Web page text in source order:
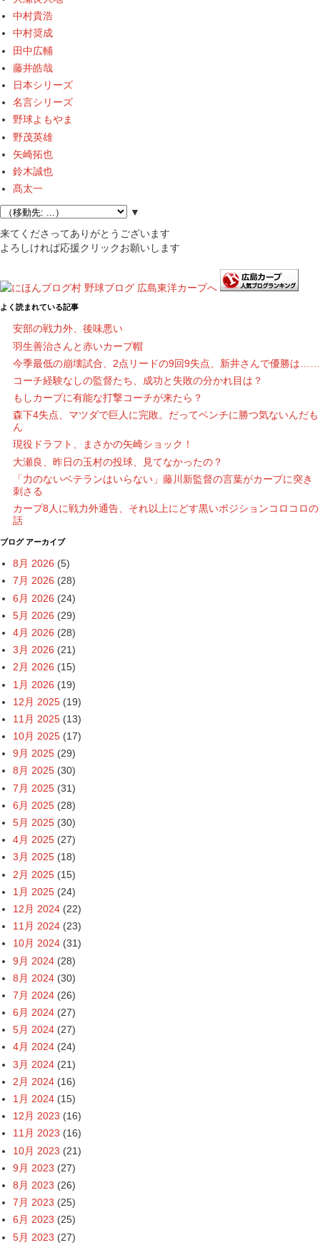
中村貴浩
中村奨成
田中広輔
藤井皓哉
日本シリーズ
名言シリーズ
野球よもやま
野茂英雄
矢崎拓也
鈴木誠也
髙太一
▼
来てくださってありがとうございます
よろしければ応援クリックお願いします
よく読まれている記事
安部の戦力外、後味悪い
羽生善治さんと赤いカープ帽
今季最低の崩壊試合、2点リードの9回9失点、新井さんで優勝は……
コーチ経験なしの監督たち、成功と失敗の分かれ目は？
もしカープに有能な打撃コーチが来たら？
森下4失点、マツダで巨人に完敗。だってベンチに勝つ気ないんだも
ん
現役ドラフト、まさかの矢崎ショック！
大瀬良、昨日の玉村の投球、見てなかったの？
「力のないベテランはいらない」藤川新監督の言葉がカープに突き
刺さる
カープ8人に戦力外通告、それ以上にどす黒いポジションコロコロの
話
ブログ アーカイブ
8月 2026 (5)
7月 2026 (28)
6月 2026 (24)
5月 2026 (29)
4月 2026 (28)
3月 2026 (21)
2月 2026 (15)
1月 2026 (19)
12月 2025 (19)
11月 2025 (13)
10月 2025 (17)
9月 2025 (29)
8月 2025 (30)
7月 2025 (31)
6月 2025 (28)
5月 2025 (30)
4月 2025 (27)
3月 2025 (18)
2月 2025 (15)
1月 2025 (24)
12月 2024 (22)
11月 2024 (23)
10月 2024 (31)
9月 2024 (28)
8月 2024 (30)
7月 2024 (26)
6月 2024 (27)
5月 2024 (27)
4月 2024 (24)
3月 2024 (21)
2月 2024 (16)
1月 2024 (15)
12月 2023 (16)
11月 2023 (16)
10月 2023 (21)
9月 2023 (27)
8月 2023 (26)
7月 2023 (25)
6月 2023 (25)
5月 2023 (27)